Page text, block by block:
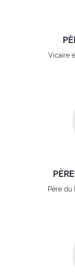
Vicaire
Père